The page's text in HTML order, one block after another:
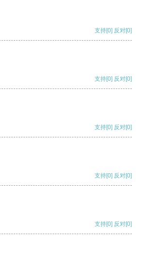
支持[0] 反对[0]
支持[0] 反对[0]
支持[0] 反对[0]
支持[0] 反对[0]
支持[0] 反对[0]